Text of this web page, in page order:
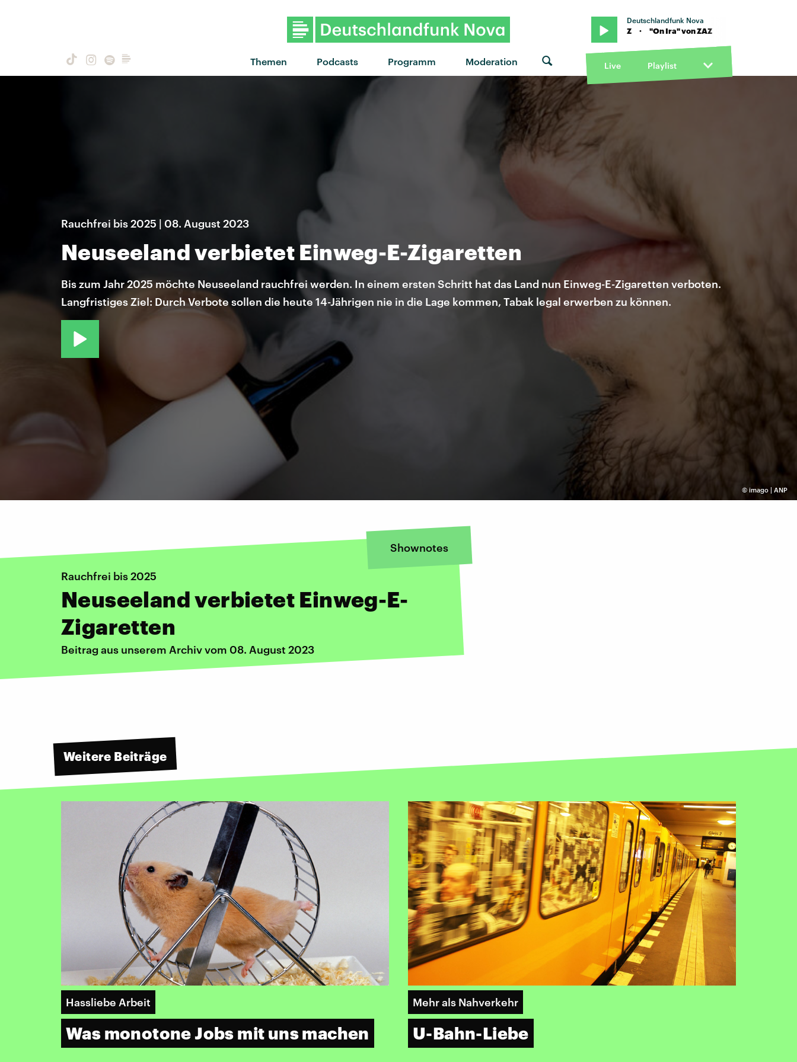
Themen Podcasts Programm Moderation
Deutschlandfunk Nova
"On Ira" von ZAZ · "On Ira" von ZAZ · "On Ira" von ZAZ
Live Playlist
© imago | ANP
Rauchfrei bis 2025 | 08. August 2023
Neuseeland verbietet Einweg-E-Zigaretten
Bis zum Jahr 2025 möchte Neuseeland rauchfrei werden. In einem ersten Schritt hat das Land nun Einweg-E-Zigaretten verboten.
Langfristiges Ziel: Durch Verbote sollen die heute 14-Jährigen nie in die Lage kommen, Tabak legal erwerben zu können.
Shownotes
Rauchfrei bis 2025
Neuseeland verbietet Einweg-E-
Zigaretten
Beitrag aus unserem Archiv vom 08. August 2023
Weitere Beiträge
Hassliebe Arbeit
Was monotone Jobs mit uns machen
Mehr als Nahverkehr
U-Bahn-Liebe